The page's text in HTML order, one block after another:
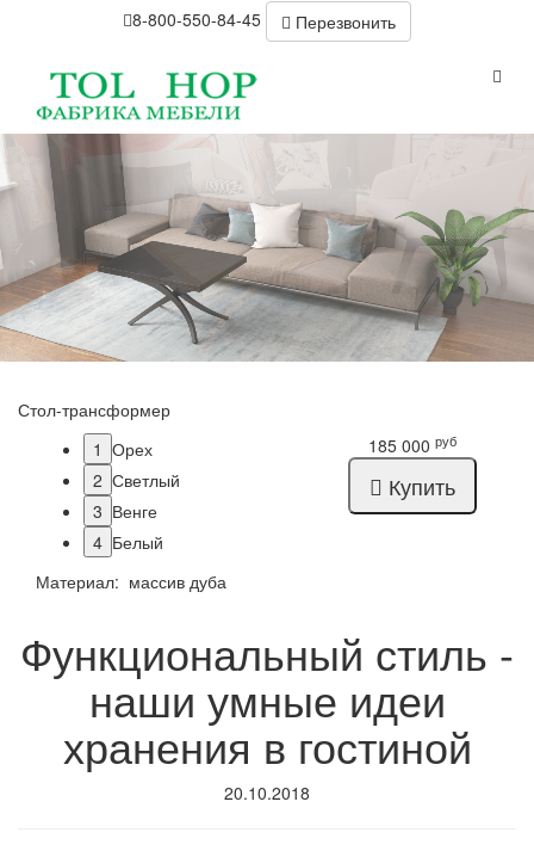
8-800-550-84-45 Перезвонить
Стол-трансформер
1 Орех
2 Светлый
3 Венге
4 Белый
Материал: массив дуба
185 000 руб
Купить
Функциональный стиль -
наши умные идеи
хранения в гостиной
20.10.2018